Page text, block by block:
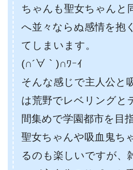
ちゃんも聖女ちゃんと
へ並々ならぬ感情を抱
てしまいます。
(∩´∀｀)∩ﾜｰｲ
そんな感じで主人公と
は荒野でレベリングと
間集めで学園都市を目
聖女ちゃんや吸血鬼ち
るのも楽しいですが、